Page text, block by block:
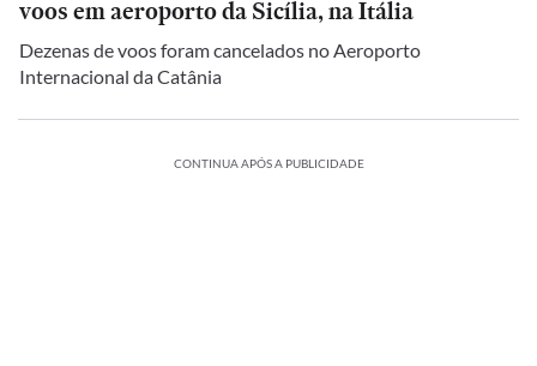
voos em aeroporto da Sicília, na Itália
Dezenas de voos foram cancelados no Aeroporto
Internacional da Catânia
CONTINUA APÓS A PUBLICIDADE